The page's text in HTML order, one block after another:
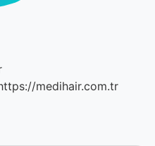
medihair.com.tr